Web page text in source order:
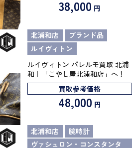
38,000 円
北浦和店
ブランド品
ルイヴィトン
ルイヴィトン パレルモ買取 北浦
和｜「こやし屋北浦和店」へ！
買取参考価格
48,000 円
北浦和店
腕時計
ヴァシュロン・コンスタンタ